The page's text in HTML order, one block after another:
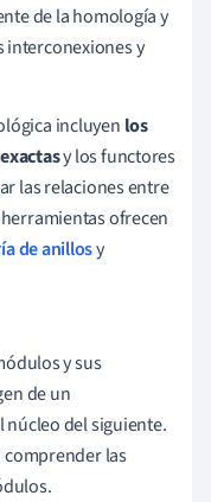
de la homología y
y
incluyen los
exactasy los functores
las relaciones entre
ofrecen
de anillosy
y sus
de un
del siguiente.
comprender las